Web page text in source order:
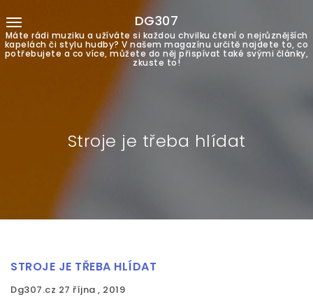
DG307
Máte rádi muziku a užíváte si každou chvilku čtení o nejrůznějších
kapelách či stylu hudby? V našem magazínu určitě najdete to, co
potřebujete a co více, můžete do něj přispívat také svými články,
zkuste to!
Stroje je třeba hlídat
STROJE JE TŘEBA HLÍDAT
Dg307.cz 27 října , 2019